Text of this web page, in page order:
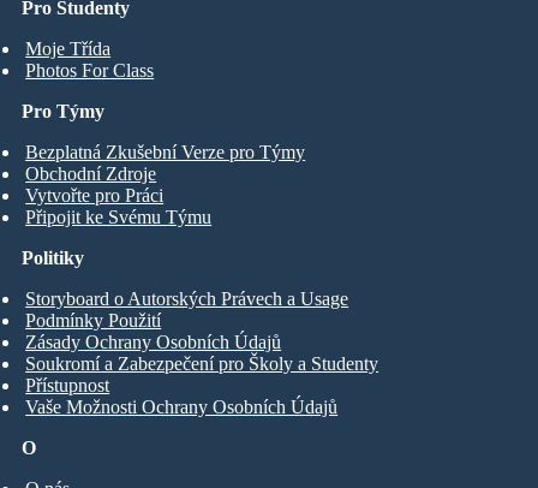
Pro Studenty
Moje Třída
Photos For Class
Pro Týmy
Bezplatná Zkušební Verze pro Týmy
Obchodní Zdroje
Vytvořte pro Práci
Připojit ke Svému Týmu
O
Politiky
Storyboard o Autorských Právech a Usage
Podmínky Použití
Zásady Ochrany Osobních Údajů
Soukromí a Zabezpečení pro Školy a Studenty
Přístupnost
Vaše Možnosti Ochrany Osobních Údajů